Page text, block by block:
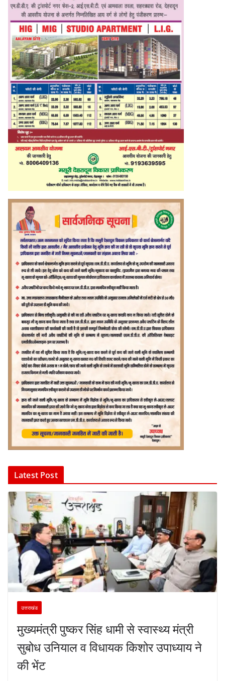
Latest Post
उत्तराखंड
मुख्यमंत्री पुष्कर सिंह धामी से स्वास्थ्य मंत्री
सुबोध उनियाल व विधायक किशोर उपाध्याय ने
की भेंट